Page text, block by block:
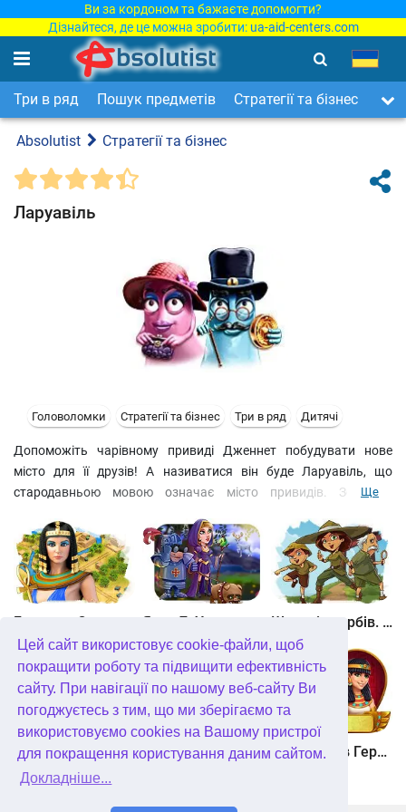
Цей сайт використовує cookie-файли, щоб
покращити роботу та підвищити ефективність
сайту. При навігації по нашому веб-сайту Ви
погоджуєтесь з тим, що ми зберігаємо та
використовуємо cookies на Вашому пристрої
для покращення користування даним сайтом.
Докладніше...
Ви за кордоном та бажаєте допомогти?
Дізнайтеся, де це можна зробити: ua-aid-centers.com
Три в ряд Пошук предметів Стратегії та бізнес
Absolutist Стратегії та бізнес
Ларуавіль
Головоломки Стратегії та бізнес Три в ряд Дитячі
Допоможіть чарівному привиді Дженнет побудувати нове
місто для її друзів! А називатися він буде Ларуавіль, що
стародавньою мовою означає місто привидів. Збудуйте
корисні речі. І не турбуйтесь про фінанси! Ви легко заробите
гроші на ігровому полі: складайте в ряд однакові фішки,
збирайте золоті монети та отримуйте бонуси за гарну гру!
Ще
Шукачі скарбів. Камінь душі
Шукачі скарбів. Сніжна королева. колекційне видання Алісія Квотермейн 3. Таємниця палаючого золота. колекційне видання 12 подвигів Геракла. Як я зустрів Мегару. колекційне видання